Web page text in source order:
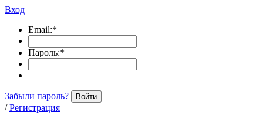
Вход
Email:*
Пароль:*
Забыли пароль? Войти
/ Регистрация